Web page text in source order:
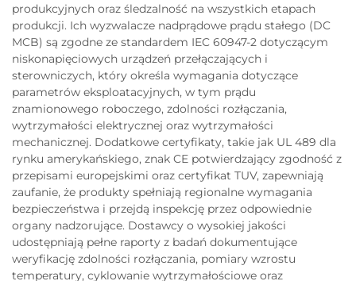
produkcyjnych oraz śledzalność na wszystkich etapach
produkcji. Ich wyzwalacze nadprądowe prądu stałego (DC
MCB) są zgodne ze standardem IEC 60947-2 dotyczącym
niskonapięciowych urządzeń przełączających i
sterowniczych, który określa wymagania dotyczące
parametrów eksploatacyjnych, w tym prądu
znamionowego roboczego, zdolności rozłączania,
wytrzymałości elektrycznej oraz wytrzymałości
mechanicznej. Dodatkowe certyfikaty, takie jak UL 489 dla
rynku amerykańskiego, znak CE potwierdzający zgodność z
przepisami europejskimi oraz certyfikat TUV, zapewniają
zaufanie, że produkty spełniają regionalne wymagania
bezpieczeństwa i przejdą inspekcję przez odpowiednie
organy nadzorujące. Dostawcy o wysokiej jakości
udostępniają pełne raporty z badań dokumentujące
weryfikację zdolności rozłączania, pomiary wzrostu
temperatury, cyklowanie wytrzymałościowe oraz